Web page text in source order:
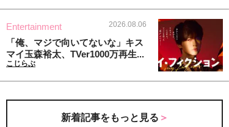
Entertainment 2026.08.06
「俺、マジで向いてないな」キス
マイ玉森裕太、TVer1000万再生...
こじらぶ
新着記事をもっと見る